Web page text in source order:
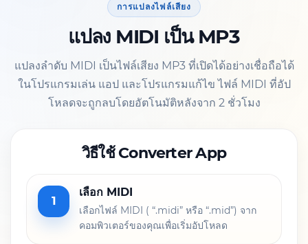
การแปลงไฟล์เสียง
แปลง MIDI เป็น MP3
แปลงลำดับ MIDI เป็นไฟล์เสียง MP3 ที่เปิดได้อย่างเชื่อถือได้
ในโปรแกรมเล่น แอป และโปรแกรมแก้ไข ไฟล์ MIDI ที่อัป
โหลดจะถูกลบโดยอัตโนมัติหลังจาก 2 ชั่วโมง
วิธีใช้ Converter App
1
เลือก MIDI
เลือกไฟล์ MIDI ( “.midi” หรือ “.mid”) จาก
คอมพิวเตอร์ของคุณเพื่อเริ่มอัปโหลด